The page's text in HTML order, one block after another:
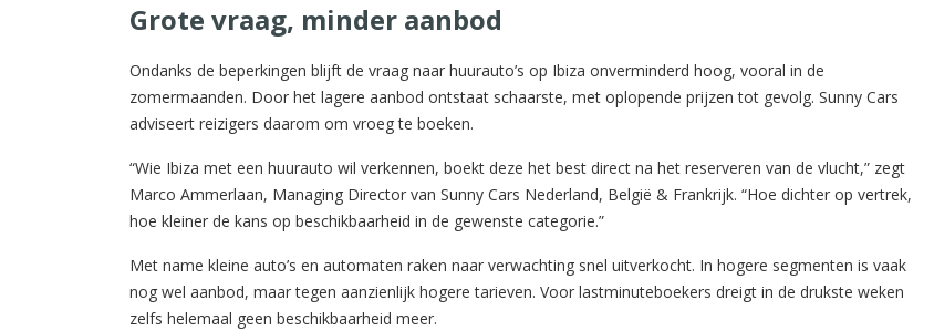
Grote vraag, minder aanbod
Ondanks de beperkingen blijft de vraag naar huurauto’s op Ibiza onverminderd hoog, vooral in de
zomermaanden. Door het lagere aanbod ontstaat schaarste, met oplopende prijzen tot gevolg. Sunny Cars
adviseert reizigers daarom om vroeg te boeken.
“Wie Ibiza met een huurauto wil verkennen, boekt deze het best direct na het reserveren van de vlucht,” zegt
Marco Ammerlaan, Managing Director van Sunny Cars Nederland, België & Frankrijk. “Hoe dichter op vertrek,
hoe kleiner de kans op beschikbaarheid in de gewenste categorie.”
Met name kleine auto’s en automaten raken naar verwachting snel uitverkocht. In hogere segmenten is vaak
nog wel aanbod, maar tegen aanzienlijk hogere tarieven. Voor lastminuteboekers dreigt in de drukste weken
zelfs helemaal geen beschikbaarheid meer.